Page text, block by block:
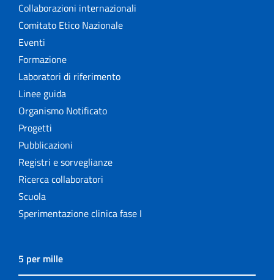
Collaborazioni internazionali
Comitato Etico Nazionale
Eventi
Formazione
Laboratori di riferimento
Linee guida
Organismo Notificato
Progetti
Pubblicazioni
Registri e sorveglianze
Ricerca collaboratori
Scuola
Sperimentazione clinica fase I
5 per mille